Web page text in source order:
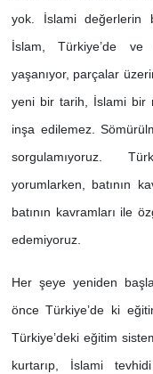
yok. İslami değerlerin
İslam, Türkiye’de
yaşanıyor, parçalar
yeni bir tarih, İslami bir
inşa edilemez.
sorgulamıyoruz.
yorumlarken, batının
batının kavramları ile
edemiyoruz.
Her şeye yeniden
önce Türkiye’de ki
Türkiye’deki eğitim
kurtarıp, İslami